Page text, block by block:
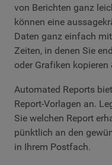
von Berichten ganz
können eine
Daten ganz einfach
Zeiten, in denen Sie
oder Grafiken
Automated Reports
Report-Vorlagen an.
Sie welchen Report
pünktlich an den
in Ihrem Postfach.